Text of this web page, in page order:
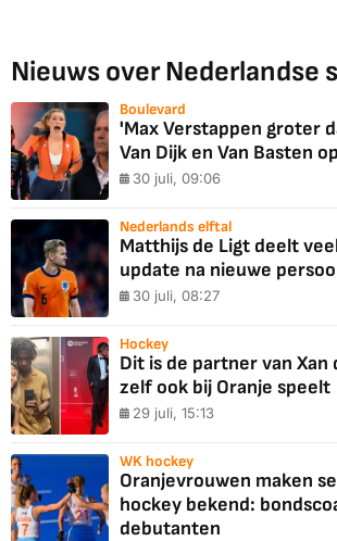
Nieuws over Nederlandse
Boulevard
'Max Verstappen groter
Van Dijk en Van Basten
30 juli, 09:06
Nederlands elftal
Matthijs de Ligt deelt
update na nieuwe
30 juli, 08:27
Hockey
Dit is de partner van Xan
zelf ook bij Oranje speelt
29 juli, 15:13
WK hockey
Oranjevrouwen maken
hockey bekend:
debutanten